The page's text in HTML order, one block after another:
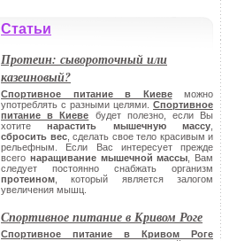
Статьи
Протеин: сывороточный или
казеиновый?
Спортивное питание в Киевеможно
употреблять с разными целями. Спортивное
питание в Киеве будет полезно, если Вы
хотитенарастить мышечную массу
сбросить вес, сделать свое тело красивым и
рельефным. Если Вас интересует прежде
всего наращивание мышечной массы , Вам
следует постоянно снабжать организм
протеином , который является залогом
увеличения мышц.
Спортивное питание в Кривом Роге
Спортивное питание в Кривом Роге